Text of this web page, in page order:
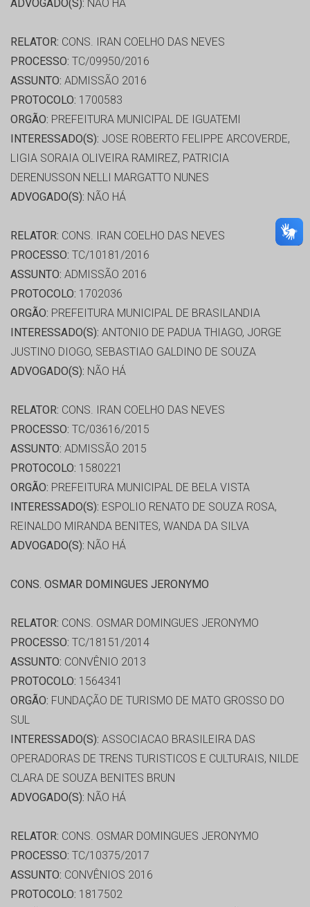
ADVOGADO(S): NÃO HÁ
RELATOR: CONS. IRAN COELHO DAS NEVES
PROCESSO: TC/09950/2016
ASSUNTO: ADMISSÃO 2016
PROTOCOLO: 1700583
ORGÃO: PREFEITURA MUNICIPAL DE IGUATEMI
INTERESSADO(S): JOSE ROBERTO FELIPPE ARCOVERDE,
LIGIA SORAIA OLIVEIRA RAMIREZ, PATRICIA
DERENUSSON NELLI MARGATTO NUNES
ADVOGADO(S): NÃO HÁ
RELATOR: CONS. IRAN COELHO DAS NEVES
PROCESSO: TC/10181/2016
ASSUNTO: ADMISSÃO 2016
PROTOCOLO: 1702036
ORGÃO: PREFEITURA MUNICIPAL DE BRASILANDIA
INTERESSADO(S): ANTONIO DE PADUA THIAGO, JORGE
JUSTINO DIOGO, SEBASTIAO GALDINO DE SOUZA
ADVOGADO(S): NÃO HÁ
RELATOR: CONS. IRAN COELHO DAS NEVES
PROCESSO: TC/03616/2015
ASSUNTO: ADMISSÃO 2015
PROTOCOLO: 1580221
ORGÃO: PREFEITURA MUNICIPAL DE BELA VISTA
INTERESSADO(S): ESPOLIO RENATO DE SOUZA ROSA,
REINALDO MIRANDA BENITES, WANDA DA SILVA
ADVOGADO(S): NÃO HÁ
CONS. OSMAR DOMINGUES JERONYMO
RELATOR: CONS. OSMAR DOMINGUES JERONYMO
PROCESSO: TC/18151/2014
ASSUNTO: CONVÊNIO 2013
PROTOCOLO: 1564341
ORGÃO: FUNDAÇÃO DE TURISMO DE MATO GROSSO DO
SUL
INTERESSADO(S): ASSOCIACAO BRASILEIRA DAS
OPERADORAS DE TRENS TURISTICOS E CULTURAIS, NILDE
CLARA DE SOUZA BENITES BRUN
ADVOGADO(S): NÃO HÁ
RELATOR: CONS. OSMAR DOMINGUES JERONYMO
PROCESSO: TC/10375/2017
ASSUNTO: CONVÊNIOS 2016
PROTOCOLO: 1817502